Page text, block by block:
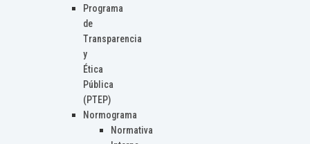
Programa
de
Transparencia
y
Ética
Pública
(PTEP)
Normograma
Normativa